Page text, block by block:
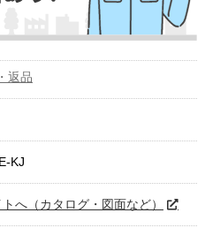
返品
KJ
へ（カタログ・図面など）